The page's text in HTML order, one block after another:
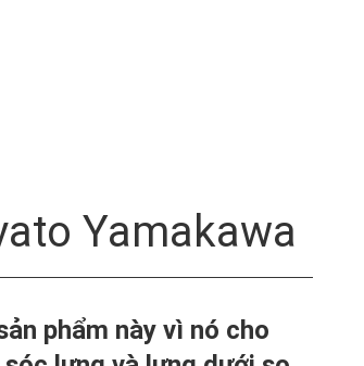
Yamakawa
phẩm này vì nó cho